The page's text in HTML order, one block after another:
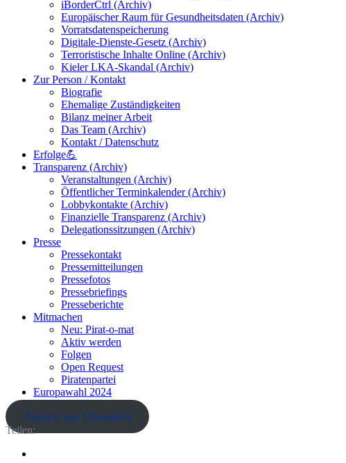
iBorderCtrl (Archiv)
Europäischer Raum für Gesundheitsdaten (Archiv)
Vorratsdatenspeicherung
Digitale-Dienste-Gesetz (Archiv)
Terroristische Inhalte Online (Archiv)
Kieler LKA-Skandal (Archiv)
Zur Person / Kontakt
Biografie
Ehemalige Zuständigkeiten
Bilanz meiner Arbeit
Das Team (Archiv)
Kontakt / Datenschutz
Erfolge💪
Transparenz (Archiv)
Veranstaltungen (Archiv)
Öffentlicher Terminkalender (Archiv)
Lobbykontakte (Archiv)
Finanzielle Transparenz (Archiv)
Delegationssitzungen (Archiv)
Presse
Pressekontakt
Pressemitteilungen
Pressefotos
Pressebriefings
Presseberichte
Mitmachen
Neu: Pirat-o-mat
Aktiv werden
Folgen
Open Request
Piratenpartei
Europawahl 2024
Zurück zur Übersicht
Teilen: